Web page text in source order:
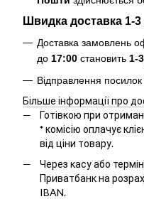
Швидка доставка 1-3
Доставка замовлень
до 17:00 становить 1-3
Відправлення посилок
Більше інформації про
Готівкою при
*комісію оплачує
від ціни товару.
Через касу або
Приватбанк на
IBAN.